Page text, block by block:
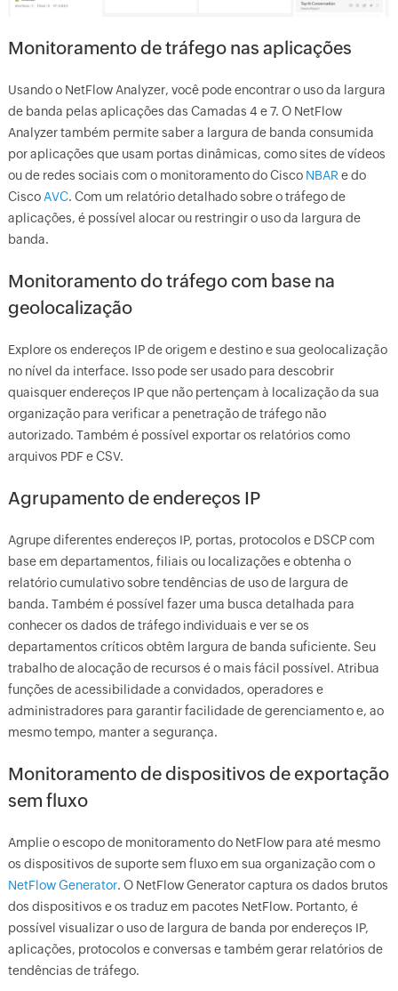
Monitoramento de tráfego nas aplicações
Usando o NetFlow Analyzer, você pode encontrar o uso da largura
de banda pelas aplicações das Camadas 4 e 7. O NetFlow
Analyzer também permite saber a largura de banda consumida
por aplicações que usam portas dinâmicas, como sites de vídeos
ou de redes sociais com o monitoramento do Cisco NBAR e do
Cisco AVC. Com um relatório detalhado sobre o tráfego de
aplicações, é possível alocar ou restringir o uso da largura de
banda.
Monitoramento do tráfego com base na
geolocalização
Explore os endereços IP de origem e destino e sua geolocalização
no nível da interface. Isso pode ser usado para descobrir
quaisquer endereços IP que não pertençam à localização da sua
organização para verificar a penetração de tráfego não
autorizado. Também é possível exportar os relatórios como
arquivos PDF e CSV.
Agrupamento de endereços IP
Agrupe diferentes endereços IP, portas, protocolos e DSCP com
base em departamentos, filiais ou localizações e obtenha o
relatório cumulativo sobre tendências de uso de largura de
banda. Também é possível fazer uma busca detalhada para
conhecer os dados de tráfego individuais e ver se os
departamentos críticos obtêm largura de banda suficiente. Seu
trabalho de alocação de recursos é o mais fácil possível. Atribua
funções de acessibilidade a convidados, operadores e
administradores para garantir facilidade de gerenciamento e, ao
mesmo tempo, manter a segurança.
Monitoramento de dispositivos de exportação
sem fluxo
Amplie o escopo de monitoramento do NetFlow para até mesmo
os dispositivos de suporte sem fluxo em sua organização com o
NetFlow Generator. O NetFlow Generator captura os dados brutos
dos dispositivos e os traduz em pacotes NetFlow. Portanto, é
possível visualizar o uso de largura de banda por endereços IP,
aplicações, protocolos e conversas e também gerar relatórios de
tendências de tráfego.